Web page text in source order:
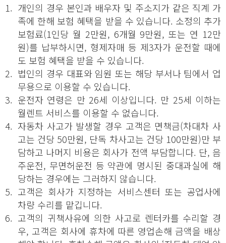
1. 개인의 경우 본인과 배우자 및 주소지가 같은 직계 가
족에 한해 보험 혜택을 받을 수 있습니다. 소정의 추가
보험료(1인당 월 2만원, 6개월 9만원, 또는 연 12만
원)를 납부하시면, 형제자매 등 제3자가 운전할 때에
도 보험 혜택을 받을 수 있습니다.
2. 법인의 경우 대표와 임원 또는 해당 부서나 팀에서 업
무용으로 이용할 수 있습니다.
3. 운전자 연령은 만 26세 이상입니다. 만 25세 이하는
월렌트 서비스를 이용할 수 없습니다.
4. 자동차 사고가 발생할 경우 고객은 면책금(차대차 사
고는 건당 50만원, 단독 차사고는 건당 100만원)만 부
담하고 나머지 비용은 회사가 전액 부담합니다. 단, 음
주운전, 무면허운전 등 약관에 명시된 중대과실에 해
당하는 경우에는 그러하지 않습니다.
5. 고객은 회사가 지정하는 서비스센터 또는 공업사에
차량 수리를 맡깁니다.
6. 고객의 귀책사유에 의한 사고로 렌터카를 수리할 경
우, 고객은 회사에 휴차에 따른 영업손해 금액을 배상